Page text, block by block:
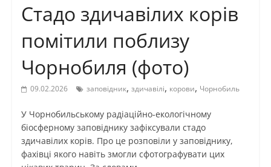
Стадо здичавілих корів
помітили поблизу
Чорнобиля (фото)
09.02.2026 заповідник, здичавілі, корови, Чорнобиль
У Чорнобильському радіаційно-екологічному
біосферному заповіднику зафіксували стадо
здичавілих корів. Про це розповіли у заповіднику,
фахівці якого навіть змогли сфотографувати цих